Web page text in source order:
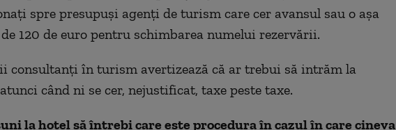
spre presupuși agenți de turism care cer avansul sau o așa
120 de euro pentru schimbarea numelui rezervării.
consultanți în turism avertizează că ar trebui să intrăm la
când ni se cer, nejustificat, taxe peste taxe.
la hotel să întrebi care este procedura în cazul în care cineva